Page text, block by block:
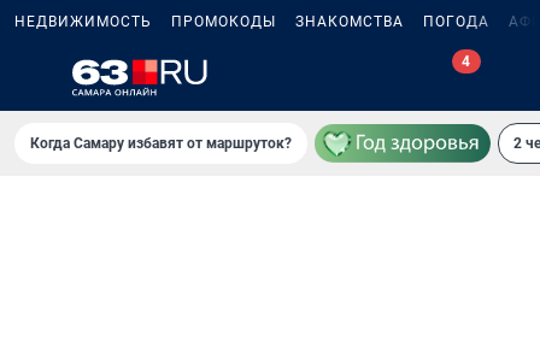
НЕДВИЖИМОСТЬ ПРОМОКОДЫ ЗНАКОМСТВА ПОГОДА
Когда Самару избавят от маршруток? 2